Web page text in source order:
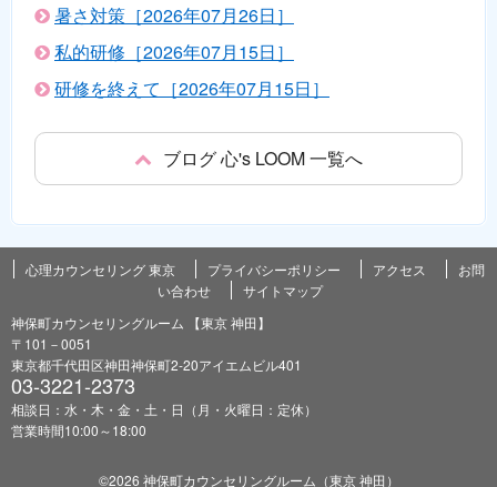
暑さ対策［2026年07月26日］
私的研修［2026年07月15日］
研修を終えて［2026年07月15日］
ブログ 心's LOOM 一覧へ
心理カウンセリング 東京 プライバシーポリシー アクセス
お問
い合わせ
サイトマップ
神保町カウンセリングルーム 【東京 神田】
〒101－0051
東京都千代田区神田神保町2-20アイエムビル401
03-3221-2373
相談日：水・木・金・土・日（月・火曜日：定休）
営業時間10:00～18:00
©2026 神保町カウンセリングルーム（東京 神田）